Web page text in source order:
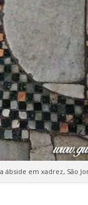
ábside em xadrez, São